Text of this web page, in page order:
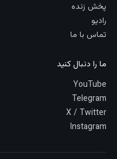
پخش زنده
رادیو
تماس با ما
ما را دنبال کنید
YouTube
Telegram
X / Twitter
Instagram